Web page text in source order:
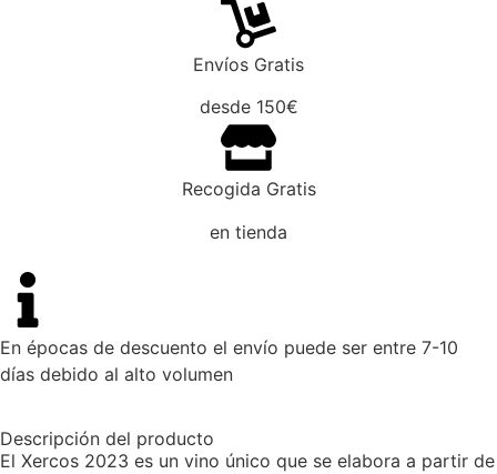
Envíos Gratis
desde 150€
Recogida Gratis
en tienda
En épocas de descuento el envío puede ser entre 7-10
días debido al alto volumen
Descripción del producto
El Xercos 2023 es un vino único que se elabora a partir de